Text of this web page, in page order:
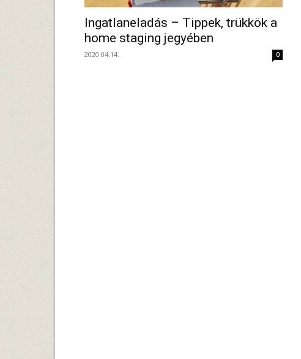
Ingatlaneladás – Tippek, trükkök a
home staging jegyében
2020.04.14. 0